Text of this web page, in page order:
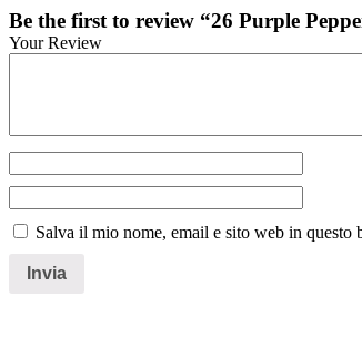
Be the first to review “26 Purple
Your Review
Salva il mio nome, email e sito web in questo